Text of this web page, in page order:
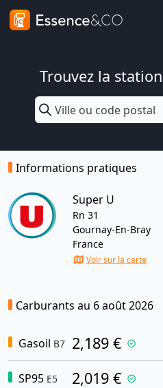
Trouvez la
Informations pratiques
Super U
Rn 31
Gournay-En-Bray
France
Voir sur la carte
Carburants au 6 août 2026
Gasoil B7 2,189 €
SP95 E5 2,019 €